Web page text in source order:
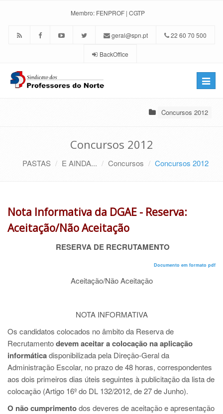
Membro: FENPROF | CGTP
geral@spn.pt 22 60 70 500
BackOffice
Toggle
Concursos 2012
Concursos 2012
PASTAS E AINDA... Concursos Concursos 2012
Nota Informativa da DGAE - Reserva:
Aceitação/Não Aceitação
RESERVA DE RECRUTAMENTO
Documento em formato pdf
Aceitação/Não Aceitação
NOTA INFORMATIVA
Os candidatos colocados no âmbito da Reserva de
Recrutamentodevem aceitar a colocação na aplicação
informáticadisponibilizada pela Direção-Geral da
Administração Escolar, no prazo de 48 horas, correspondentes
aos dois primeiros dias úteis seguintes à publicitação da lista de
colocação (Artigo 16º do DL 132/2012, de 27 de Junho).
O não cumprimentodos deveres de aceitação e apresentação